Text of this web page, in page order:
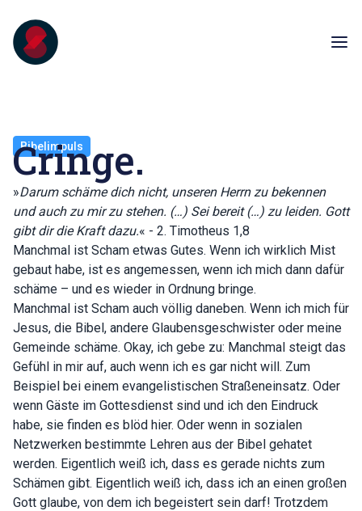
Bibelimpuls
Cringe.
»Darum schäme dich nicht, unseren Herrn zu bekennen
und auch zu mir zu stehen. (…) Sei bereit (…) zu leiden. Gott
gibt dir die Kraft dazu.« - 2. Timotheus 1,8
Manchmal ist Scham etwas Gutes. Wenn ich wirklich Mist
gebaut habe, ist es angemessen, wenn ich mich dann dafür
schäme – und es wieder in Ordnung bringe.
Manchmal ist Scham auch völlig daneben. Wenn ich mich für
Jesus, die Bibel, andere Glaubensgeschwister oder meine
Gemeinde schäme. Okay, ich gebe zu: Manchmal steigt das
Gefühl in mir auf, auch wenn ich es gar nicht will. Zum
Beispiel bei einem evangelistischen Straßeneinsatz. Oder
wenn Gäste im Gottesdienst sind und ich den Eindruck
habe, sie finden es blöd hier. Oder wenn in sozialen
Netzwerken bestimmte Lehren aus der Bibel gehatet
werden. Eigentlich weiß ich, dass es gerade nichts zum
Schämen gibt. Eigentlich weiß ich, dass ich an einen großen
Gott glaube, von dem ich begeistert sein darf! Trotzdem